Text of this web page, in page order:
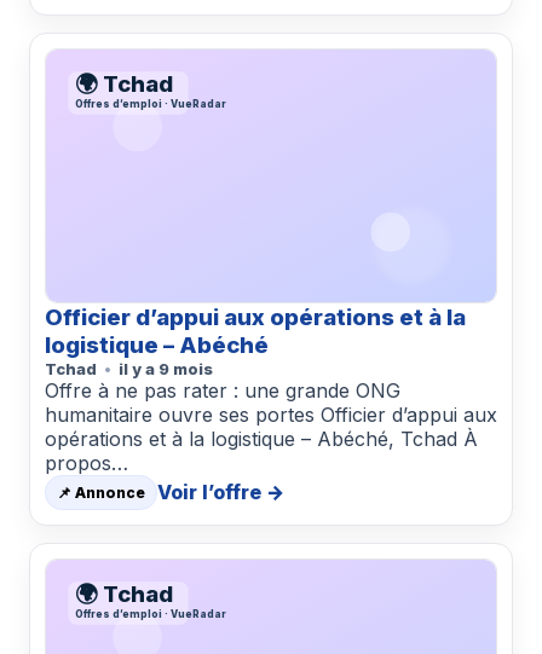
🌍 Tchad
Offres d’emploi · VueRadar
Officier d’appui aux opérations et à la
logistique – Abéché
Tchad il y a 9 mois
Offre à ne pas rater : une grande ONG
humanitaire ouvre ses portes Officier d’appui aux
opérations et à la logistique – Abéché, Tchad À
propos…
📌 Annonce Voir l’offre →
🌍 Tchad
Offres d’emploi · VueRadar